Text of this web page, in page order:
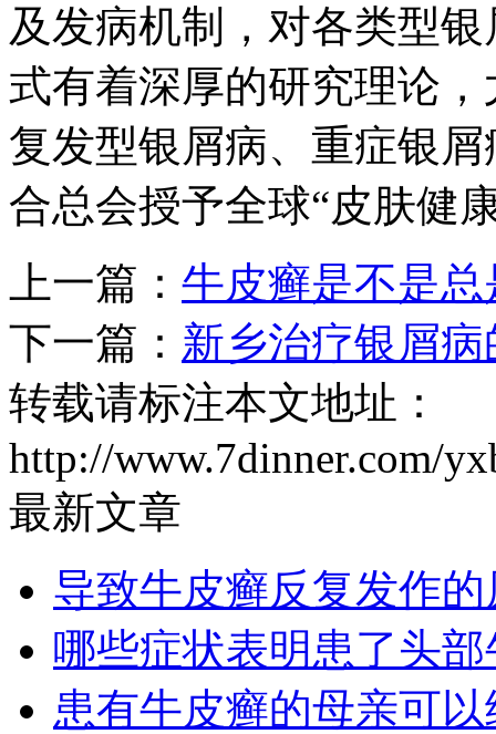
及发病机制，对各类型
式有着深厚的研究理论
复发型银屑病、重症银
合总会授予全球“皮肤健
上一篇： 牛皮癣是不是总
下一篇： 新乡治疗银屑
转载请标注本文地址：
http://www.7dinner.com/
最新文章
导致牛皮癣反复发作的
哪些症状表明患了头
患有牛皮癣的母亲可